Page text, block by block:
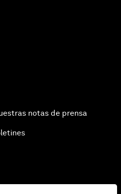
notas de prensa